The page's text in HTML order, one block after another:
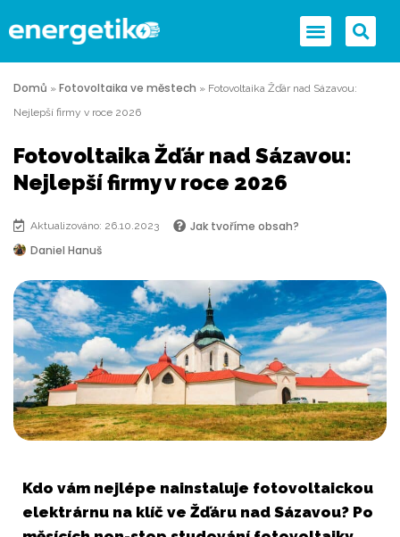
Domů » Fotovoltaika ve městech » Fotovoltaika Žďár nad Sázavou:
Nejlepší firmy v roce 2026
Fotovoltaika Žďár nad Sázavou:
Nejlepší firmy v roce 2026
Aktualizováno: 26.10.2023
Jak tvoříme obsah?
Daniel Hanuš
Kdo vám nejlépe nainstaluje fotovoltaickou
elektrárnu na klíč ve Žďáru nad Sázavou? Po